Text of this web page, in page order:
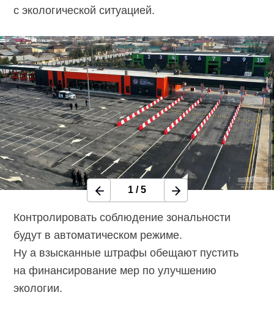
с экологической ситуацией.
1 /5
Контролировать соблюдение зональности
будут в автоматическом режиме.
Ну а взысканные штрафы обещают пустить
на финансирование мер по улучшению
экологии.